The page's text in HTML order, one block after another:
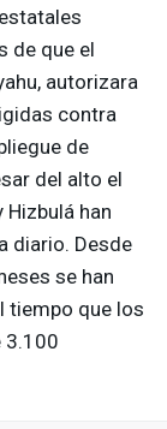
de que el
autorizara
contra
de
del alto el
han
diario. Desde
se han
tiempo que los
3.100